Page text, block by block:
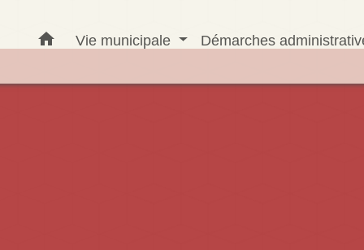
home Vie municipale Démarches